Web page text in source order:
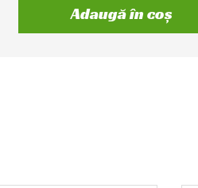
Adaugă în coș